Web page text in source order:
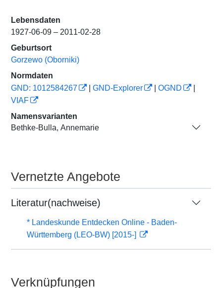
Lebensdaten
1927-06-09 – 2011-02-28
Geburtsort
Gorzewo (Oborniki)
Normdaten
GND: 1012584267
GND-Explorer OGND
VIAF
Namensvarianten
Bethke-Bulla, Annemarie
Vernetzte Angebote
Literatur(nachweise)
* Landeskunde Entdecken Online - Baden-
Württemberg (LEO-BW) [2015-]
Verknüpfungen